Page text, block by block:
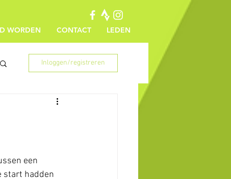
WORDEN CONTACT LEDEN
Inloggen/registreren
een
start hadden